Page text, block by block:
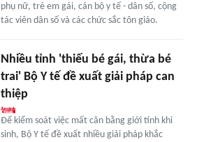
phụ nữ, trẻ em gái, cán bộ y tế - dân số, cộng
tác viên dân số và các chức sắc tôn giáo.
Nhiều tỉnh 'thiếu bé gái, thừa bé
trai' Bộ Y tế đề xuất giải pháp can
thiệp
Để kiểm soát việc mất cân bằng giới tính khi
sinh, Bộ Y tế đề xuất nhiều giải pháp khắc